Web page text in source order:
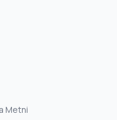
Metni